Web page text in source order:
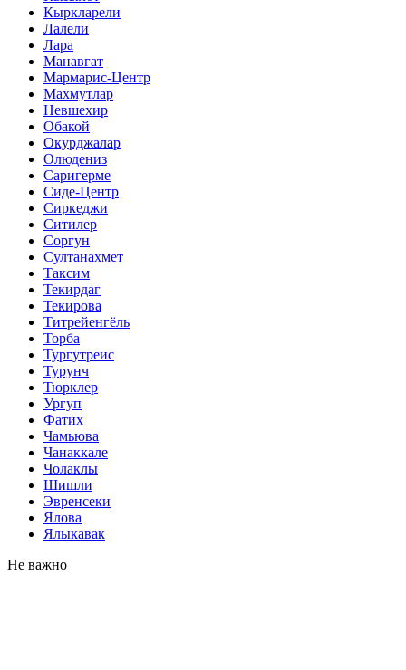
Кыркларели
Лалели
Лара
Манавгат
Мармарис-Центр
Махмутлар
Невшехир
Обакой
Окурджалар
Олюдениз
Саригерме
Сиде-Центр
Сиркеджи
Ситилер
Соргун
Султанахмет
Таксим
Текирдаг
Текирова
Титрейенгёль
Торба
Тургутреис
Турунч
Тюрклер
Ургуп
Фатих
Чамьюва
Чанаккале
Чолаклы
Шишли
Эвренсеки
Ялова
Ялыкавак
Не важно